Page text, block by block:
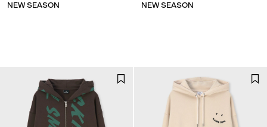
NEW SEASON
NEW SEASON